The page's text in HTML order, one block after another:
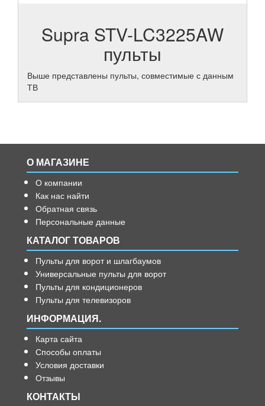
Supra STV-LC3225AW
пульты
Выше представлены пульты, совместимые с данным
ТВ
О МАГАЗИНЕ
О компании
Как нас найти
Обратная связь
Персональные данные
КАТАЛОГ ТОВАРОВ
Пульты для ворот и шлагбаумов
Универсальные пульты для ворот
Пульты для кондиционеров
Пульты для телевизоров
ИНФОРМАЦИЯ.
Карта сайта
Способы оплаты
Условия доставки
Отзывы
КОНТАКТЫ